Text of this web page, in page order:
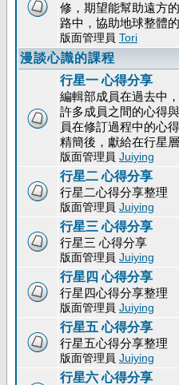
修，期望能幫助遠方
路中，協助地球整體
版面管理員 Tori
漫談心識的課程
行星一 心得分享
編輯部成員在過去中
許多成員之間的心得
員在修訂過程中的心
精簡後，獻給在行星
版面管理員 Juiying
行星二 心得分享
行星二心得分享整理
版面管理員 Juiying
行星三 心得分享
行星三 心得分享
版面管理員 Juiying
行星四 心得分享
行星四心得分享整理
版面管理員 Juiying
行星五 心得分享
行星五心得分享整理
版面管理員 Juiying
行星六 心得分享